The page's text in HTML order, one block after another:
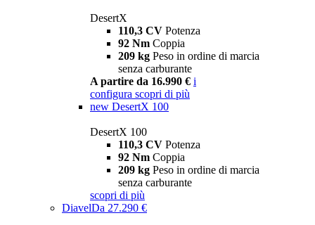
DesertX
110,3 CV Potenza
92 Nm Coppia
209 kg Peso in ordine di marcia
senza carburante
A partire da 16.990 € i
configura scopri di più
new DesertX 100
DesertX 100
110,3 CV Potenza
92 Nm Coppia
209 kg Peso in ordine di marcia
senza carburante
scopri di più
DiavelDa 27.290 €